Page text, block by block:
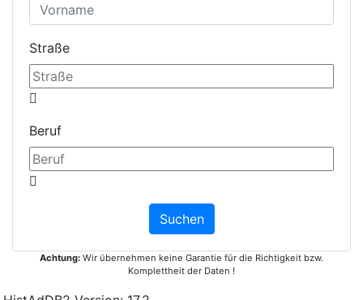
Straße
Beruf
Achtung: Wir übernehmen keine Garantie für die Richtigkeit bzw.
Komplettheit der Daten !